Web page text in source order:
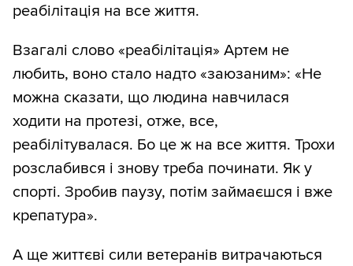
реабілітація на все життя.
Взагалі слово «реабілітація» Артем не
любить, воно стало надто «заюзаним»: «Не
можна сказати, що людина навчилася
ходити на протезі, отже, все,
реабілітувалася. Бо це ж на все життя. Трохи
розслабився і знову треба починати. Як у
спорті. Зробив паузу, потім займаєшся і вже
крепатура».
А ще життєві сили ветеранів витрачаються